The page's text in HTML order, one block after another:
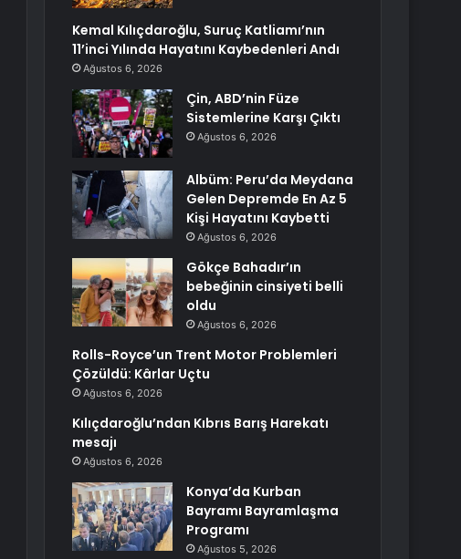
Kemal Kılıçdaroğlu, Suruç Katliamı’nın
11’inci Yılında Hayatını Kaybedenleri Andı
Ağustos 6, 2026
Çin, ABD’nin Füze
Sistemlerine Karşı Çıktı
Ağustos 6, 2026
Albüm: Peru’da Meydana
Gelen Depremde En Az 5
Kişi Hayatını Kaybetti
Ağustos 6, 2026
Gökçe Bahadır’ın
bebeğinin cinsiyeti belli
oldu
Ağustos 6, 2026
Rolls-Royce’un Trent Motor Problemleri
Çözüldü: Kârlar Uçtu
Ağustos 6, 2026
Kılıçdaroğlu’ndan Kıbrıs Barış Harekatı
mesajı
Ağustos 6, 2026
Konya’da Kurban
Bayramı Bayramlaşma
Programı
Ağustos 5, 2026